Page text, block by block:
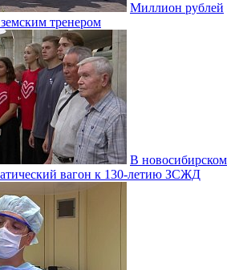
Миллион рублей
земским тренером
В новосибирском
вагон к 130-летию ЗСЖД